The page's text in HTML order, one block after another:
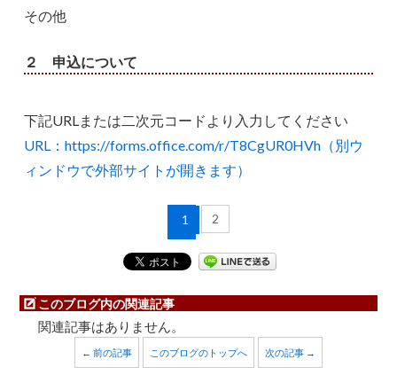
その他
２ 申込について
下記URLまたは二次元コードより入力してください
URL：https://forms.office.com/r/T8CgUR0HVh（別ウ
ィンドウで外部サイトが開きます）
1 2
このブログ内の関連記事
関連記事はありません。
← 前の記事 このブログのトップへ 次の記事 →